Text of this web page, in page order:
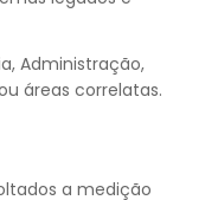
Administração,
áreas correlatas.
a medição